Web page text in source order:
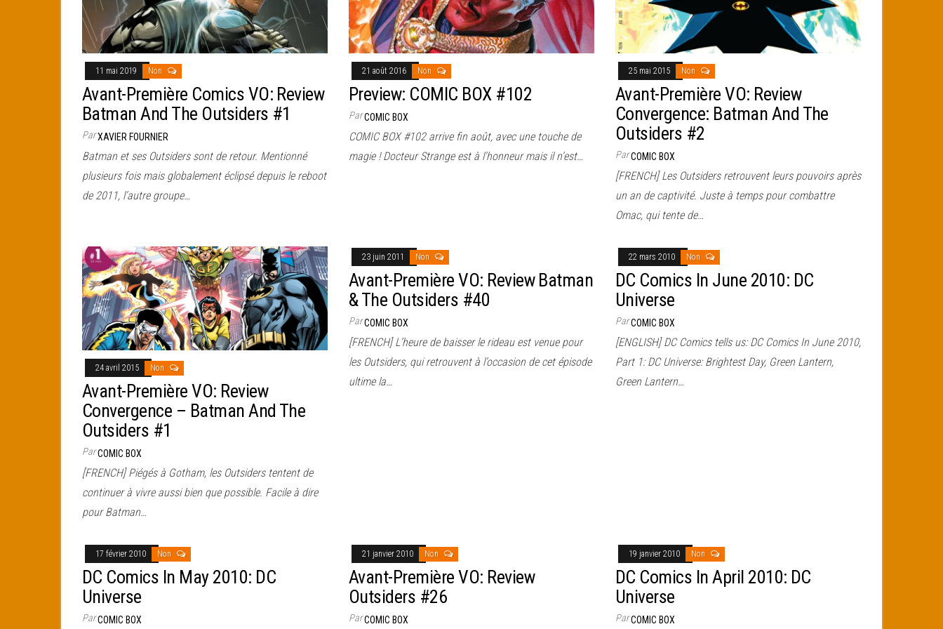
11 mai 2019 Non
Avant-Première Comics VO: Review
Batman And The Outsiders #1
ParXAVIER FOURNIER
Batman et ses Outsiders sont de retour. Mentionné
plusieurs fois mais globalement éclipsé depuis le reboot
de 2011, l’autre groupe…
21 août 2016 Non
Preview: COMIC BOX #102
ParCOMIC BOX
COMIC BOX #102 arrive fin août, avec une touche de
magie ! Docteur Strange est à l’honneur mais il n’est…
25 mai 2015 Non
Avant-Première VO: Review
Convergence: Batman And The
Outsiders #2
ParCOMIC BOX
[FRENCH] Les Outsiders retrouvent leurs pouvoirs après
un an de captivité. Juste à temps pour combattre
Omac, qui tente de…
24 avril 2015 Non
Avant-Première VO: Review
Convergence – Batman And The
Outsiders #1
ParCOMIC BOX
[FRENCH] Piégés à Gotham, les Outsiders tentent de
continuer à vivre aussi bien que possible. Facile à dire
pour Batman…
23 juin 2011 Non
Avant-Première VO: Review Batman
& The Outsiders #40
ParCOMIC BOX
[FRENCH] L’heure de baisser le rideau est venue pour
les Outsiders, qui retrouvent à l’occasion de cet épisode
ultime la…
22 mars 2010 Non
DC Comics In June 2010: DC
Universe
ParCOMIC BOX
[ENGLISH] DC Comics tells us: DC Comics In June 2010,
Part 1: DC Universe: Brightest Day, Green Lantern,
Green Lantern…
17 février 2010 Non
DC Comics In May 2010: DC
Universe
ParCOMIC BOX
21 janvier 2010 Non
Avant-Première VO: Review
Outsiders #26
ParCOMIC BOX
19 janvier 2010 Non
DC Comics In April 2010: DC
Universe
ParCOMIC BOX